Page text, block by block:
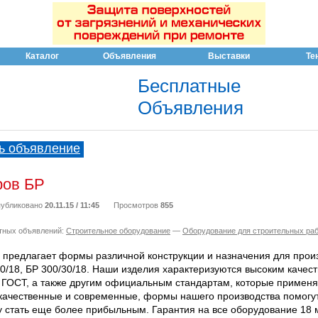
Каталог Объявления Выставки
Бесплатные
Объявления
объявление
БР
20.11.15 / 11:45 Просмотров 855
объявлений: Строительное оборудование — Оборудование для строительных
формы различной конструкции и назначения для
18, БР 300/30/18. Наши изделия характеризуются высоким
ГОСТ, а также другим официальным стандартам, которые
и современные, формы нашего производства
стать еще более прибыльным. Гарантия на все оборудование 18